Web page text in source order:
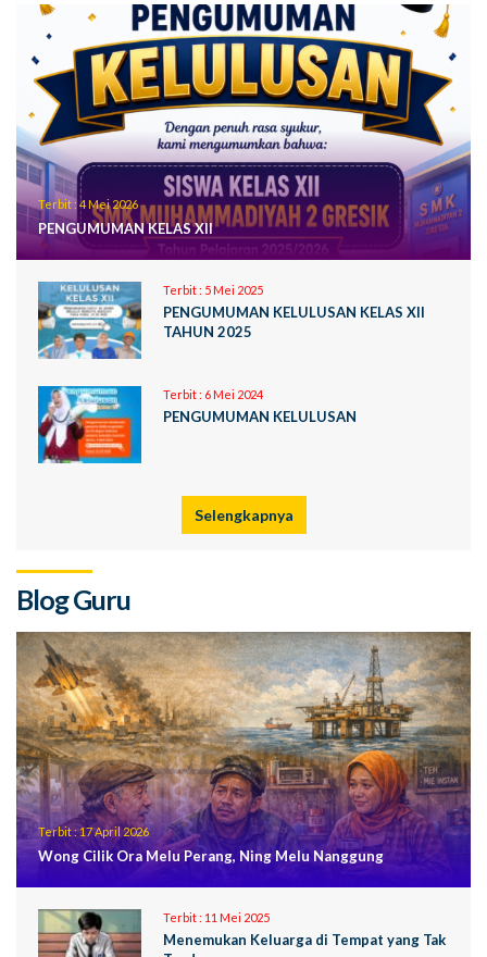
Terbit : 4 Mei 2026
PENGUMUMAN KELAS XII
Terbit : 5 Mei 2025
PENGUMUMAN KELULUSAN KELAS XII
TAHUN 2025
Terbit : 6 Mei 2024
PENGUMUMAN KELULUSAN
Selengkapnya
Blog Guru
Terbit :17 April 2026
Wong Cilik Ora Melu Perang, Ning Melu Nanggung
Terbit : 11 Mei 2025
Menemukan Keluarga di Tempat yang Tak